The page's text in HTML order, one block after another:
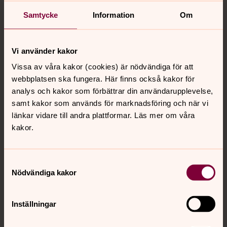
Samtycke Information Om
Vi använder kakor
Vissa av våra kakor (cookies) är nödvändiga för att
webbplatsen ska fungera. Här finns också kakor för
analys och kakor som förbättrar din användarupplevelse,
samt kakor som används för marknadsföring och när vi
länkar vidare till andra plattformar. Läs mer om våra
kakor.
Nödvändiga kakor
Inställningar
Kvarnsvedens kyrka. Efter promenaden fikar vi
Andakt
25 augusti 14.00
Kvarnsvedens kyrka
Vi samlas till Andakt i Kvarnsvedens kyrka kl 14.00-
14.30.
1 september 16.30
Våffelcafé för stora och små! Välkommen till vårt